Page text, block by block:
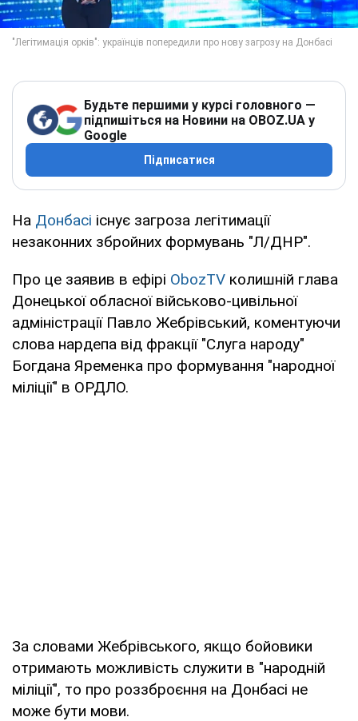
Будьте першими у курсі головного —
підпишіться на Новини на OBOZ.UA у
Google
Підписатися
На Донбасі існує загроза легітимації
незаконних збройних формувань "Л/ДНР".
Про це заявив в ефірі ObozTV колишній глава
Донецької обласної військово-цивільної
адміністрації Павло Жебрівський, коментуючи
слова нардепа від фракції "Слуга народу"
Богдана Яременка про формування "народної
міліції" в ОРДЛО.
За словами Жебрівського, якщо бойовики
отримають можливість служити в "народній
міліції", то про роззброєння на Донбасі не
може бути мови.